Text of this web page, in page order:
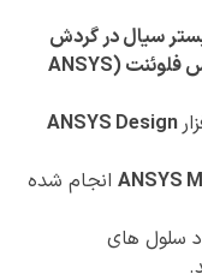
بستر سیال در گردش
انسیس فلوئنت (ANSYS
ANSYS Design
انجام شده
سلول های